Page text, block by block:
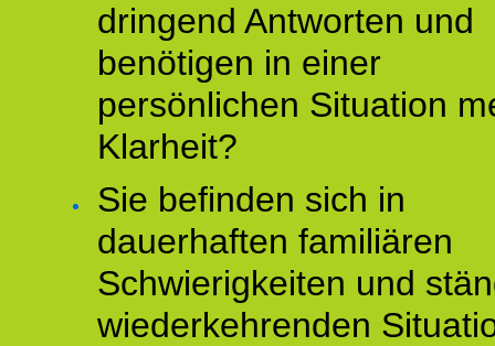
dringend Antworten und
benötigen in einer
persönlichen Situation
Klarheit?
Sie befinden sich in
dauerhaften familiären
Schwierigkeiten und
wiederkehrenden